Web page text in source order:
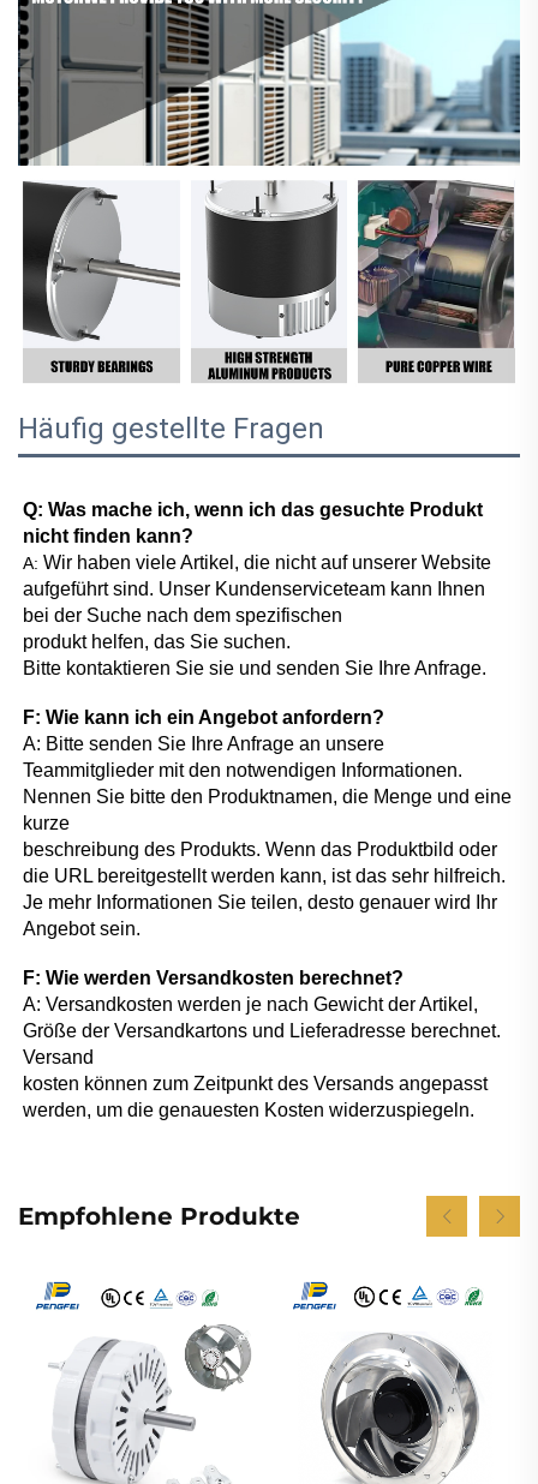
Häufig gestellte Fragen
Q: Was mache ich, wenn ich das gesuchte Produkt
nicht finden kann?
A: Wir haben viele Artikel, die nicht auf unserer Website
aufgeführt sind. Unser Kundenserviceteam kann Ihnen
bei der Suche nach dem spezifischen
produkt helfen, das Sie suchen.
Bitte kontaktieren Sie sie und senden Sie Ihre Anfrage.
F: Wie kann ich ein Angebot anfordern?
A: Bitte senden Sie Ihre Anfrage an unsere
Teammitglieder mit den notwendigen Informationen.
Nennen Sie bitte den Produktnamen, die Menge und eine
kurze
beschreibung des Produkts. Wenn das Produktbild oder
die URL bereitgestellt werden kann, ist das sehr hilfreich.
Je mehr Informationen Sie teilen, desto genauer wird Ihr
Angebot sein.
F: Wie werden Versandkosten berechnet?
A: Versandkosten werden je nach Gewicht der Artikel,
Größe der Versandkartons und Lieferadresse berechnet.
Versand
kosten können zum Zeitpunkt des Versands angepasst
werden, um die genauesten Kosten widerzuspiegeln.
Empfohlene Produkte